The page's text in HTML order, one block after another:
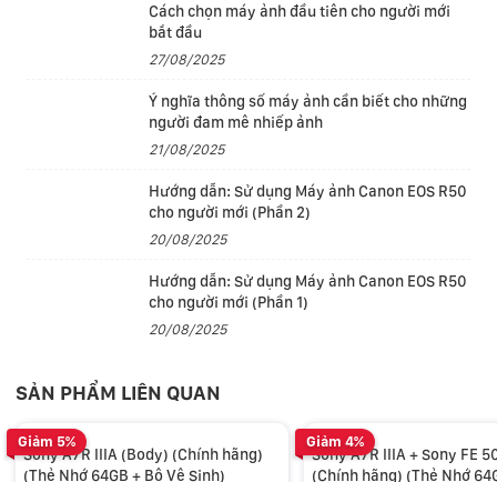
Sony mirrorless
Cảm biến CMOS Exmor R BSI 42.4MP & xử lý hình ảnh
Với thiết kế BSI, cảm biến CMOS Exmor R 42.4MP với
video có độ phân giải cao đồng thời giảm thiểu tiếng
ồn và cải thiện tốc độ chụp đáng kể. Cấu trúc cảm biến
Cách chọn máy ảnh đầu tiên cho người mới
bắt đầu
27/08/2025
Ý nghĩa thông số máy ảnh cần biết cho những
người đam mê nhiếp ảnh
21/08/2025
Hướng dẫn: Sử dụng Máy ảnh Canon EOS R50
cho người mới (Phần 2)
20/08/2025
Hướng dẫn: Sử dụng Máy ảnh Canon EOS R50
cho người mới (Phần 1)
20/08/2025
SẢN PHẨM LIÊN QUAN
Giảm 5%
Sony A7R IIIA (Body) (Chính hãng)
(Thẻ Nhớ 64GB + Bộ Vệ Sinh)
Giảm 4%
Sony A7R IIIA + Sony FE
(Chính hãng) (Thẻ Nhớ